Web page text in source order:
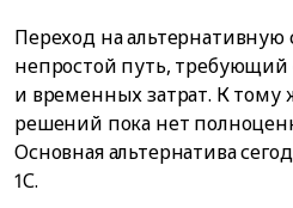
Переход на
непростой путь, требующий
и временных затрат. К тому
решений пока нет
Основная альтернатива
1С.